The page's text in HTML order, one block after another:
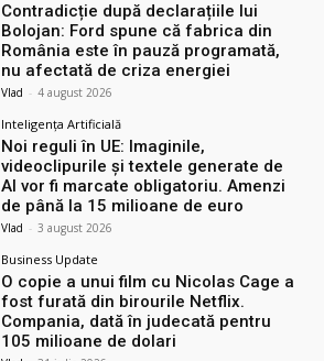
Contradicție după declarațiile lui
Bolojan: Ford spune că fabrica din
România este în pauză programată,
nu afectată de criza energiei
Vlad - 4 august 2026
Inteligența Artificială
Noi reguli în UE: Imaginile,
videoclipurile și textele generate de
AI vor fi marcate obligatoriu. Amenzi
de până la 15 milioane de euro
Vlad - 3 august 2026
Business Update
O copie a unui film cu Nicolas Cage a
fost furată din birourile Netflix.
Compania, dată în judecată pentru
105 milioane de dolari